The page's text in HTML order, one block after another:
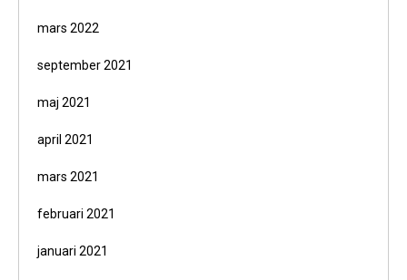
mars 2022
september 2021
maj 2021
april 2021
mars 2021
februari 2021
januari 2021